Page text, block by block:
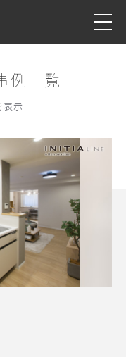
例一覧
表示